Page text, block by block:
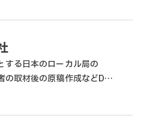
する日本のローカル局の
の取材後の原稿作成などDX